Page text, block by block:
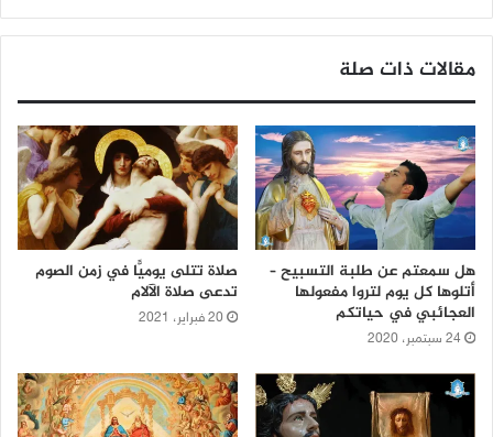
مقالات ذات صلة
هل سمعتم عن طلبة التسبيح –
أتلوها كل يوم لتروا مفعولها
العجائبي في حياتكم
24 سبتمبر، 2020
صلاة تتلى يوميًّا في زمن الصوم
تدعى صلاة الآلام
20 فبراير، 2021